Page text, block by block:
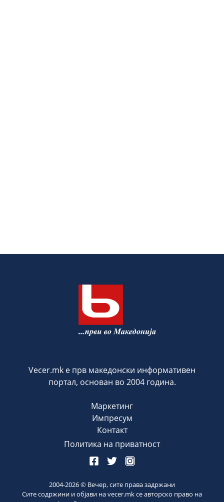
Vecer.mk е прв македонски информативен
портал, основан во 2004 година.
Маркетинг
Импресум
Контакт
Политика на приватност
2004-2026© Вечер, сите права задржани
Сите содржини и објави на vecer.mk се авторско право на